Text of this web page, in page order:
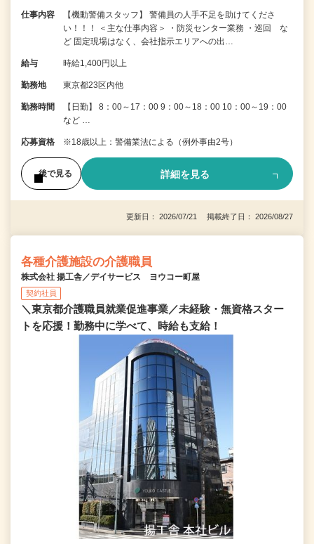
仕事内容
【機動警備スタッフ】 警備員の人手不足を助けてくださ
い！！！ ＜主な仕事内容＞ ・防災センター業務 ・巡回 な
ど 固定現場はなく、会社指示エリアへの出…
給与 時給1,400円以上
勤務地 東京都23区内他
勤務時間
【日勤】 8：00～17：00 9：00～18：00 10：00～19：00
など …
応募資格 ※18歳以上：警備業法による（例外事由2号）
後で見る 詳細を見る
更新日： 2026/07/21 掲載終了日： 2026/08/27
各種介護施設の介護職員
株式会社 揚工舎／デイサービス ヨウコー町屋
契約社員
＼東京都介護職員就業促進事業／未経験・無資格スター
トを応援！勤務中に学べて、時給も支給！